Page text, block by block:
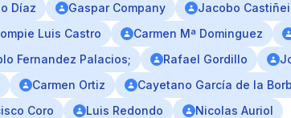
Díaz Gaspar Company Jacobo
Luis Castro Carmen Mª Dominguez
Fernandez Palacios; Rafael Gordillo
Carmen Ortiz Cayetano García de la
Coro Luis Redondo Nicolas Auriol